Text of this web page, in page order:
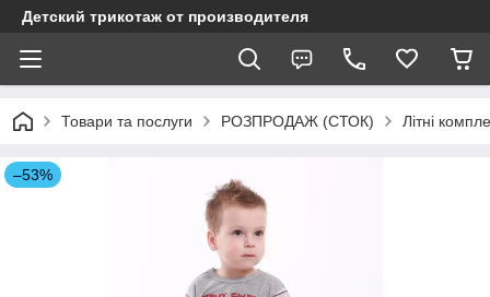
Детский трикотаж от производителя
Товари та послуги РОЗПРОДАЖ (СТОК) Літні
–53%